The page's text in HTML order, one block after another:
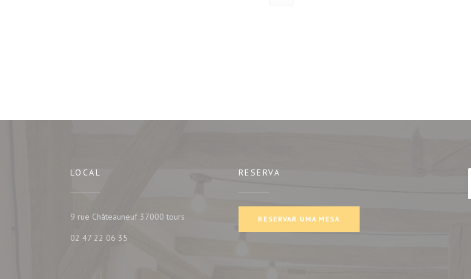
LOCAL
9 rue Châteauneuf 37000 tours((abre numa nova janela))
02 47 22 06 35
RESERVA
RESERVAR UMA MESA